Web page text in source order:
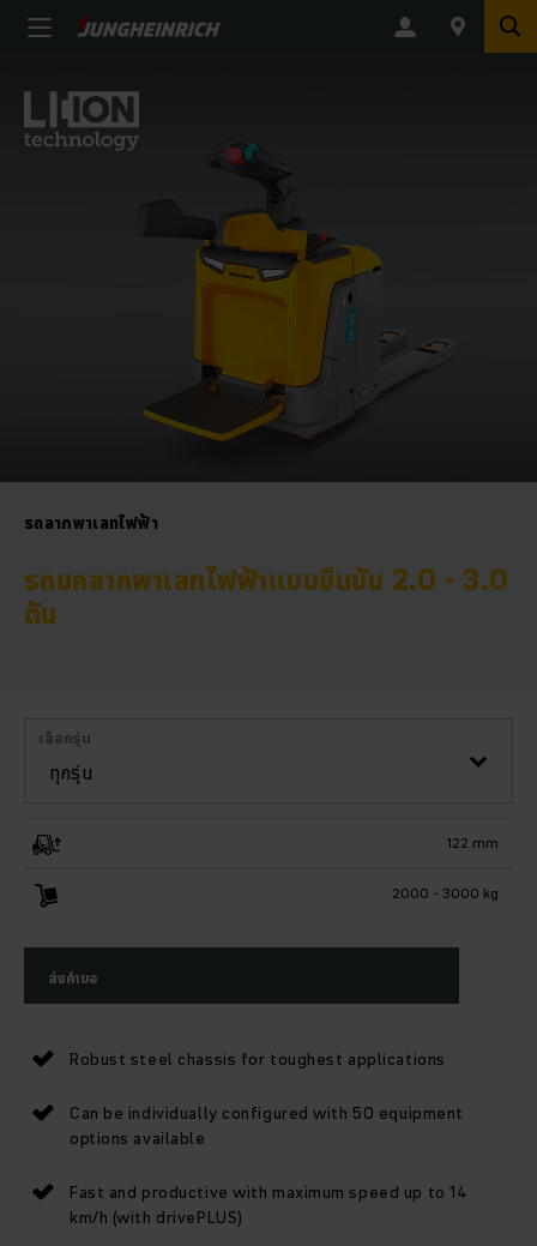
รถลากพาเลทไฟฟ้า
รถยกลากพาเลทไฟฟ้าแบบยืนขับ 2.0 - 3.0
ตัน
ทุกรุ่น
เลือกรุ่น
122 mm
2000 - 3000 kg
ส่งคำขอ
Robust steel chassis for toughest applications
Can be individually configured with 50 equipment
options available
Fast and productive with maximum speed up to 14
km/h (with drivePLUS)